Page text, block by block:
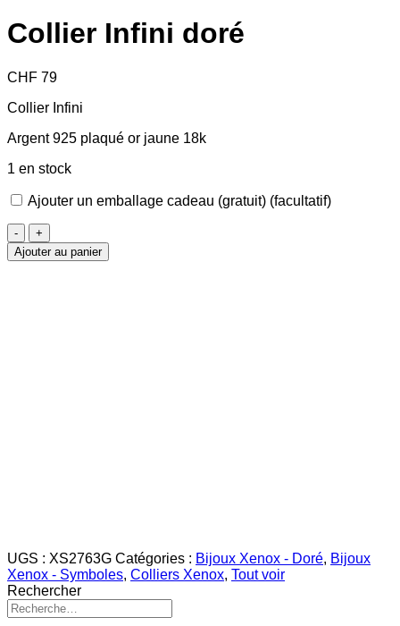
Collier Infini doré
CHF 79
Collier Infini
Argent 925 plaqué or jaune 18k
1 en stock
Ajouter un emballage cadeau (gratuit) (facultatif)
quantité
de
Collier
Ajouter au panier
UGS : XS2763G Catégories : Bijoux Xenox - Doré, Bijoux
Xenox - Symboles, Colliers Xenox, Tout voir
Rechercher
Recherche
pour :